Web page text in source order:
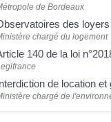
de Bordeaux
des
chargé du logement
140 de la loi
de location
chargé de